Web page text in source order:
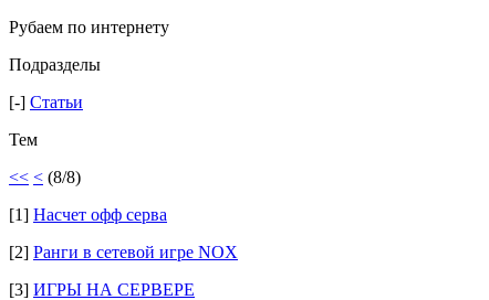
Рубаем по интернету
Подразделы
[-] Статьи
Тем
<< < (8/8)
[1] Насчет офф серва
[2] Ранги в сетевой игре NOX
[3] ИГРЫ НА СЕРВЕРЕ